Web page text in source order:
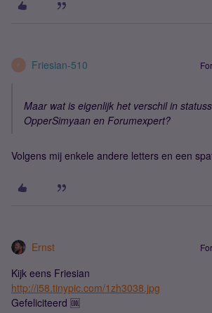
F Friesian-510
Maar wat is eigenlijk het verschil in
OpperSimyaan en Forumexpert?
Volgens mij enkele andere letters en een
Ernst
Kijk eens Friesian
http://i58.tinypic.com/1zh3038.jpg
Gefeliciteerd 🆒